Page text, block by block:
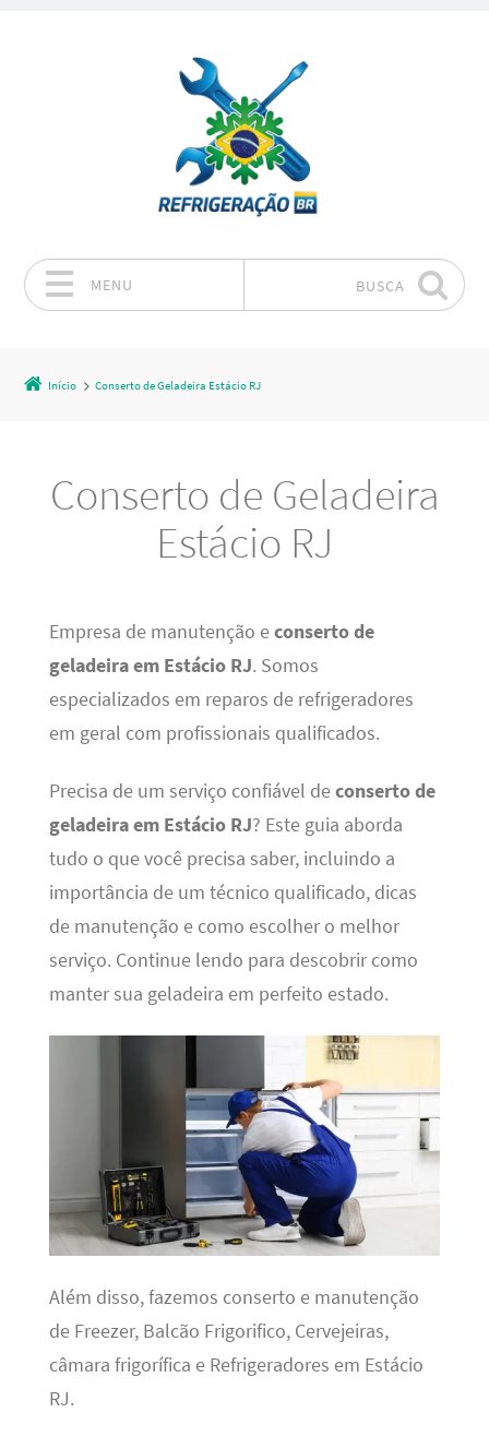
MENU BUSCA
Início Conserto de Geladeira Estácio RJ
Conserto de Geladeira
Estácio RJ
Empresa de manutenção econserto de
geladeira em Estácio RJ. Somos
especializados em reparos de refrigeradores
em geral com profissionais qualificados.
Precisa de um serviço confiável deconserto de
geladeira em Estácio RJ? Este guia aborda
tudo o que você precisa saber, incluindo a
importância de um técnico qualificado, dicas
de manutenção e como escolher o melhor
serviço. Continue lendo para descobrir como
manter sua geladeira em perfeito estado.
Além disso, fazemos conserto e manutenção
de Freezer, Balcão Frigorifico, Cervejeiras,
câmara frigorífica e Refrigeradores em Estácio
RJ.